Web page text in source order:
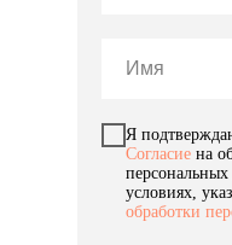
Я
Согласие на
условиях,
обработки